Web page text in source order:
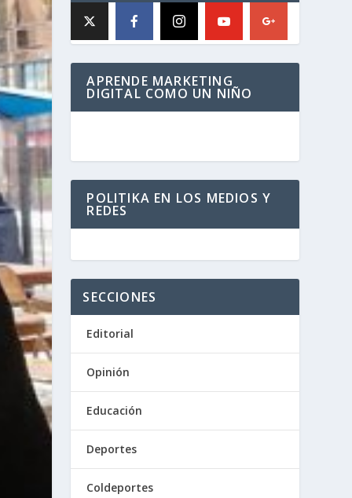
APRENDE MARKETING
DIGITAL COMO UN NIÑO
POLITIKA EN LOS MEDIOS Y
REDES
SECCIONES
Editorial
Opinión
Educación
Deportes
Coldeportes